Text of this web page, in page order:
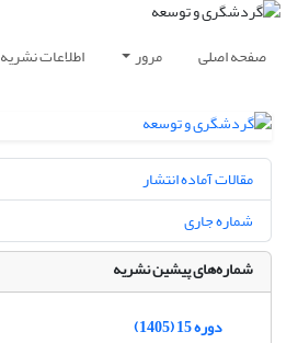
صفحه اصلی مرور اطلاعات نشریه
مقالات آماده انتشار
شماره جاری
شماره‌های پیشین نشریه
دوره 15 (1405)